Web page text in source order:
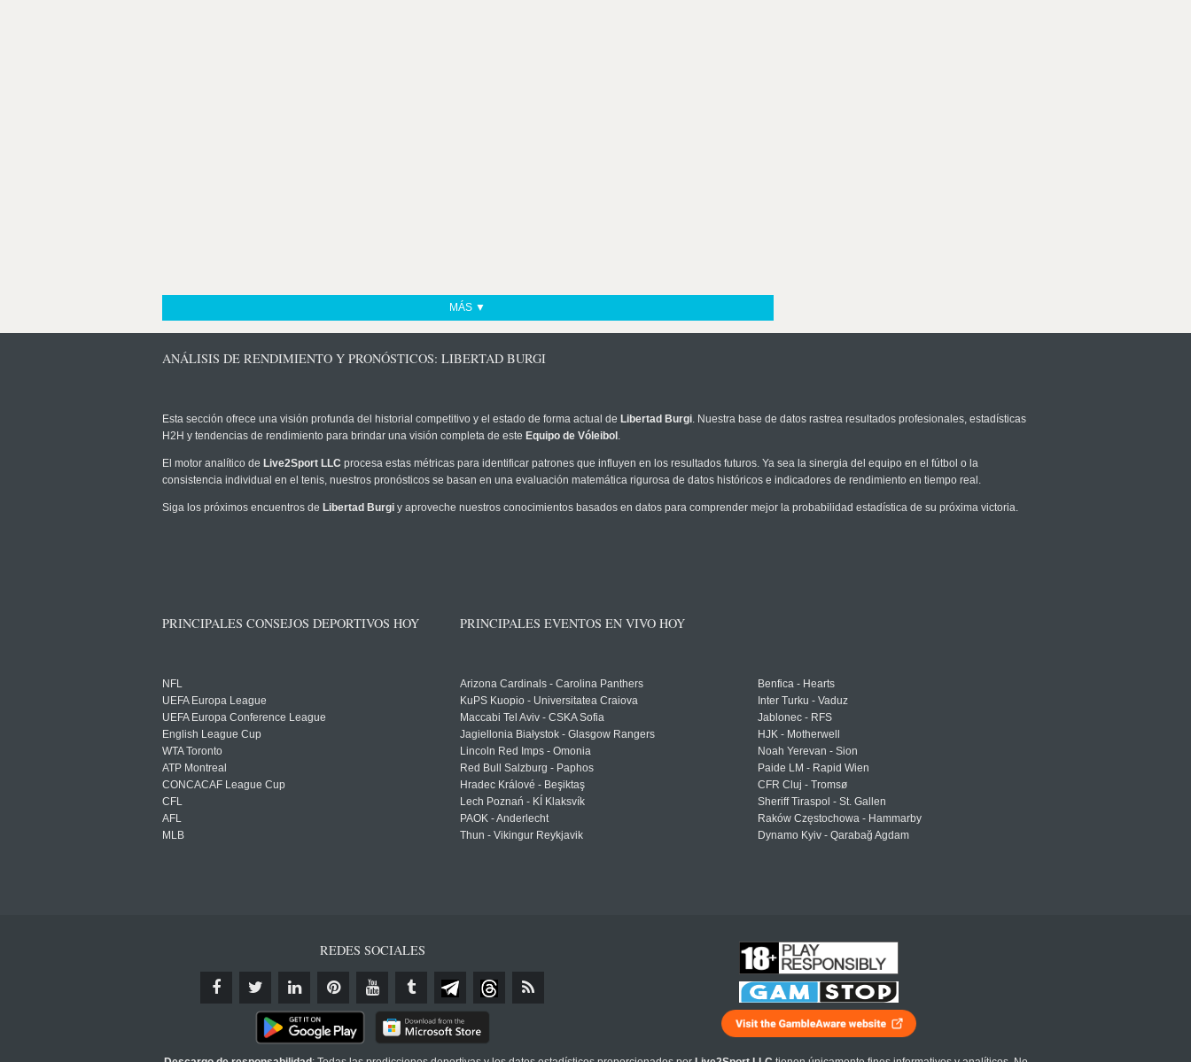
MÁS ▼
ANÁLISIS DE RENDIMIENTO Y PRONÓSTICOS: LIBERTAD BURGI
Esta sección ofrece una visión profunda del historial competitivo y el estado de forma actual de Libertad Burgi. Nuestra base de datos rastrea resultados profesionales, estadísticas
H2H y tendencias de rendimiento para brindar una visión completa de este Equipo de Vóleibol .
El motor analítico de Live2Sport LLC procesa estas métricas para identificar patrones que influyen en los resultados futuros. Ya sea la sinergia del equipo en el fútbol o la
consistencia individual en el tenis, nuestros pronósticos se basan en una evaluación matemática rigurosa de datos históricos e indicadores de rendimiento en tiempo real.
Siga los próximos encuentros de Libertad Burgi y aproveche nuestros conocimientos basados en datos para comprender mejor la probabilidad estadística de su próxima victoria.
PRINCIPALES CONSEJOS DEPORTIVOS HOY
NFL
UEFA Europa League
UEFA Europa Conference League
English League Cup
WTA Toronto
ATP Montreal
CONCACAF League Cup
CFL
AFL
MLB
PRINCIPALES EVENTOS EN VIVO HOY
Arizona Cardinals - Carolina Panthers
KuPS Kuopio - Universitatea Craiova
Maccabi Tel Aviv - CSKA Sofia
Jagiellonia Białystok - Glasgow Rangers
Lincoln Red Imps - Omonia
Red Bull Salzburg - Paphos
Hradec Králové - Beşiktaş
Lech Poznań - KÍ Klaksvík
PAOK - Anderlecht
Thun - Vikingur Reykjavik
Benfica - Hearts
Inter Turku - Vaduz
Jablonec - RFS
HJK - Motherwell
Noah Yerevan - Sion
Paide LM - Rapid Wien
CFR Cluj - Tromsø
Sheriff Tiraspol - St. Gallen
Raków Częstochowa - Hammarby
Dynamo Kyiv - Qarabağ Agdam
REDES SOCIALES